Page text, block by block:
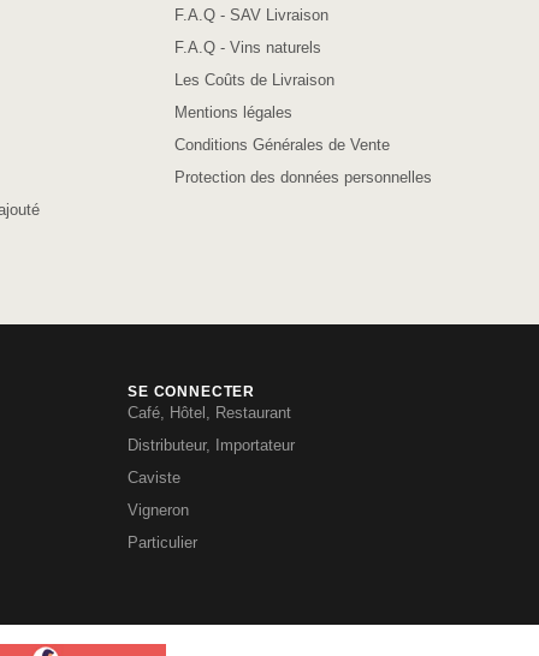
F.A.Q - SAV Livraison
F.A.Q - Vins naturels
Les Coûts de Livraison
Mentions légales
Conditions Générales de Vente
Protection des données personnelles
SE CONNECTER
Café, Hôtel, Restaurant
Distributeur, Importateur
Caviste
Vigneron
Particulier